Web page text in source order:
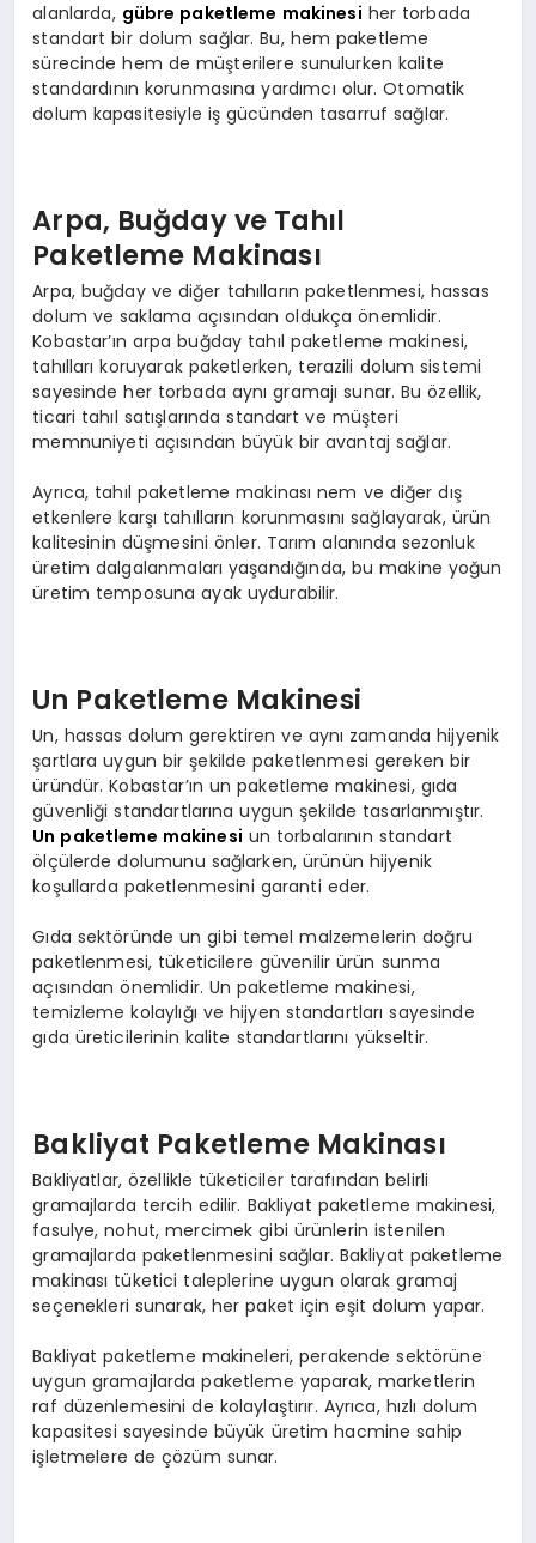
alanlarda, gübre paketleme makinesi her torbada
standart bir dolum sağlar. Bu, hem paketleme
sürecinde hem de müşterilere sunulurken kalite
standardının korunmasına yardımcı olur. Otomatik
dolum kapasitesiyle iş gücünden tasarruf sağlar.
Arpa, Buğday ve Tahıl
Paketleme Makinası
Arpa, buğday ve diğer tahılların paketlenmesi, hassas
dolum ve saklama açısından oldukça önemlidir.
Kobastar’ın arpa buğday tahıl paketleme makinesi,
tahılları koruyarak paketlerken, terazili dolum sistemi
sayesinde her torbada aynı gramajı sunar. Bu özellik,
ticari tahıl satışlarında standart ve müşteri
memnuniyeti açısından büyük bir avantaj sağlar.
Ayrıca, tahıl paketleme makinası nem ve diğer dış
etkenlere karşı tahılların korunmasını sağlayarak, ürün
kalitesinin düşmesini önler. Tarım alanında sezonluk
üretim dalgalanmaları yaşandığında, bu makine yoğun
üretim temposuna ayak uydurabilir.
Un Paketleme Makinesi
Un, hassas dolum gerektiren ve aynı zamanda hijyenik
şartlara uygun bir şekilde paketlenmesi gereken bir
üründür. Kobastar’ın un paketleme makinesi, gıda
güvenliği standartlarına uygun şekilde tasarlanmıştır.
Un paketleme makinesi un torbalarının standart
ölçülerde dolumunu sağlarken, ürünün hijyenik
koşullarda paketlenmesini garanti eder.
Gıda sektöründe un gibi temel malzemelerin doğru
paketlenmesi, tüketicilere güvenilir ürün sunma
açısından önemlidir. Un paketleme makinesi,
temizleme kolaylığı ve hijyen standartları sayesinde
gıda üreticilerinin kalite standartlarını yükseltir.
Bakliyat Paketleme Makinası
Bakliyatlar, özellikle tüketiciler tarafından belirli
gramajlarda tercih edilir. Bakliyat paketleme makinesi,
fasulye, nohut, mercimek gibi ürünlerin istenilen
gramajlarda paketlenmesini sağlar. Bakliyat paketleme
makinası tüketici taleplerine uygun olarak gramaj
seçenekleri sunarak, her paket için eşit dolum yapar.
Bakliyat paketleme makineleri, perakende sektörüne
uygun gramajlarda paketleme yaparak, marketlerin
raf düzenlemesini de kolaylaştırır. Ayrıca, hızlı dolum
kapasitesi sayesinde büyük üretim hacmine sahip
işletmelere de çözüm sunar.